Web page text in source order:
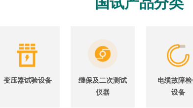
变压器试验设备
继保及二次测试
仪器
电缆故障
设备